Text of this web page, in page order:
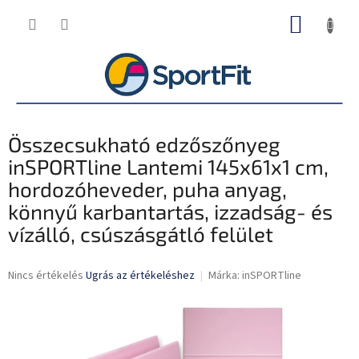
KOSÁR
Összecsukható edzőszőnyeg
inSPORTline Lantemi 145x61x1 cm,
hordozóheveder, puha anyag,
könnyű karbantartás, izzadság- és
vízálló, csúszásgátló felület
A
Nincs értékelés Ugrás az értékeléshez Márka: inSPORTline